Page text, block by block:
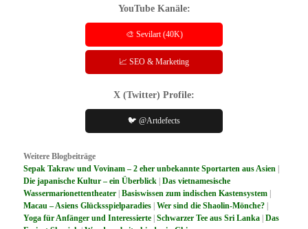
YouTube Kanäle:
🎨 Sevilart (40K)
📈 SEO & Marketing
X (Twitter) Profile:
🐦 @Artdefects
Weitere Blogbeiträge
Sepak Takraw und Vovinam – 2 eher unbekannte Sportarten aus Asien |
Die japanische Kultur – ein Überblick |Das vietnamesische
Wassermarionettentheater |Basiswissen zum indischen Kastensystem |
Macau – Asiens Glücksspielparadies |Wer sind die Shaolin-Mönche? |
Yoga für Anfänger und Interessierte |Schwarzer Tee aus Sri Lanka |Das